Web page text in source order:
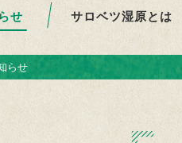
せ サロベツ湿原とは
らせ